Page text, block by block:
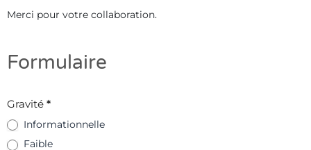
Merci pour votre collaboration.
Formulaire
Formulaire
Responsible
Gravité *
Informationnelle
Faible